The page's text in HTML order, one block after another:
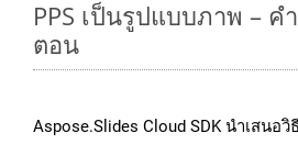
PPS เป็นรูปแบบภาพ –
ตอน
Aspose.Slides Cloud SDK นำเสนอวิ